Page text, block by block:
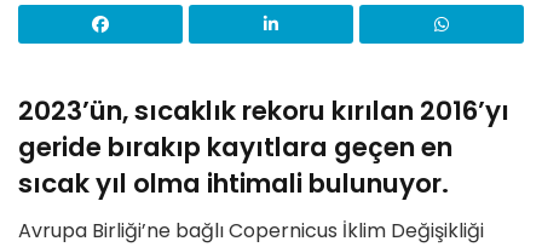
2023’ün, sıcaklık rekoru kırılan 2016’yı
geride bırakıp kayıtlara geçen en
sıcak yıl olma ihtimali bulunuyor.
Avrupa Birliği’ne bağlı Copernicus İklim Değişikliği